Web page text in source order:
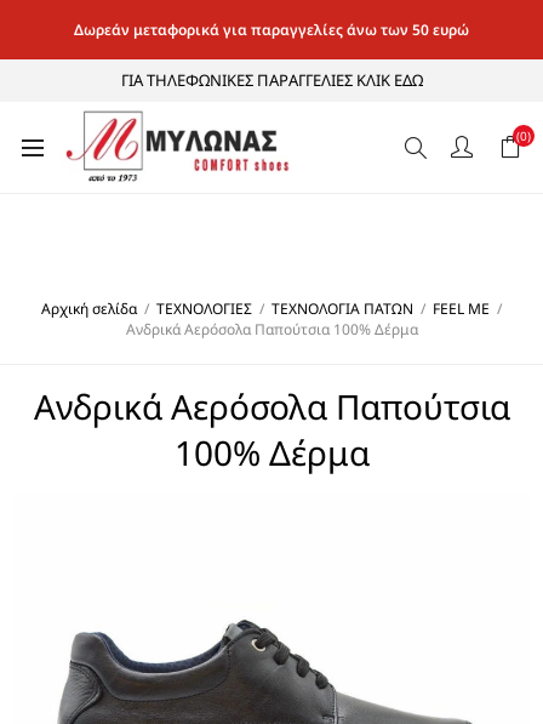
Δωρεάν μεταφορικά για παραγγελίες άνω των 50 ευρώ
ΓΙΑ ΤΗΛΕΦΩΝΙΚΕΣ ΠΑΡΑΓΓΕΛΙΕΣ ΚΛΙΚ ΕΔΩ
(0)
Αρχική σελίδα / ΤΕΧΝΟΛΟΓΙΕΣ / ΤΕΧΝΟΛΟΓΙΑ ΠΑΤΩΝ / FEEL ME /
Ανδρικά Αερόσολα Παπούτσια 100% Δέρμα
Ανδρικά Αερόσολα Παπούτσια
100% Δέρμα